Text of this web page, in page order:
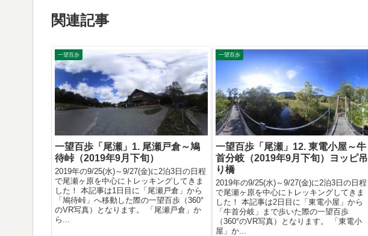
関連記事
一望百歩
一望百歩「尾瀬」1. 尾瀬戸倉～鳩
待峠（2019年9月下旬）
2019年の9/25(水)～9/27(金)に2泊3日の日程
で尾瀬ヶ原を中心にトレッキングしてきま
した！ 本記事は1日目に「尾瀬戸倉」から
「鳩待峠」へ移動した際の一望百歩（360°
のVR写真）となります。 「尾瀬戸倉」か
ら...
一望百歩
一望百歩「尾瀬」12. 東電小屋～牛
首分岐（2019年9月下旬）ヨッピ吊
り橋
2019年の9/25(水)～9/27(金)に2泊3日の日程
で尾瀬ヶ原を中心にトレッキングしてきま
した！ 本記事は2日目に「東電小屋」から
「牛首分岐」まで歩いた際の一望百歩
（360°のVR写真）となります。 「東電小
屋」か...